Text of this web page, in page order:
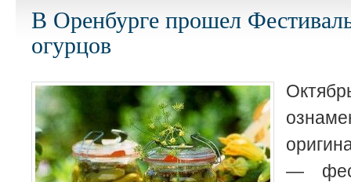
В Оренбурге прошел
огурцов
—